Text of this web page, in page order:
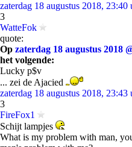
zaterdag 18 augustus 2018, 23:40
3
WatteFok
quote:
Op zaterdag 18 augustus 2018
het volgende:
Lucky p$v
... zei de Ajacied
zaterdag 18 augustus 2018, 23:43
3
FireFox1
Schijt lampjes
What is my problem with man,